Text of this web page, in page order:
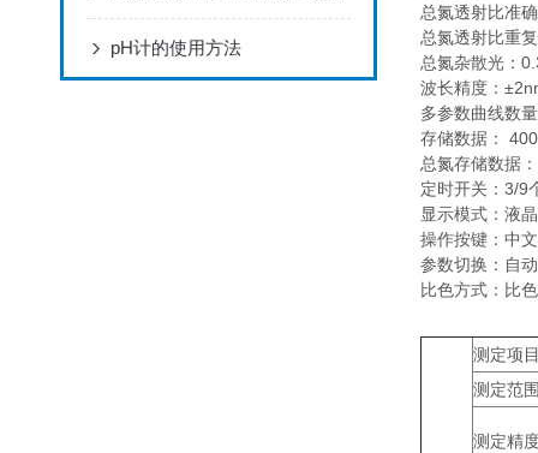
pH计的使用方法
总氮透射比准
总氮透射比重
总氮杂散光：
波长精度：
多参数曲线数
存储数据：
总氮存储数据
定时开关：3/9
显示模式：液
操作按键：中文
参数切换：自动
比色方式：比
测定项
测定范
测定精